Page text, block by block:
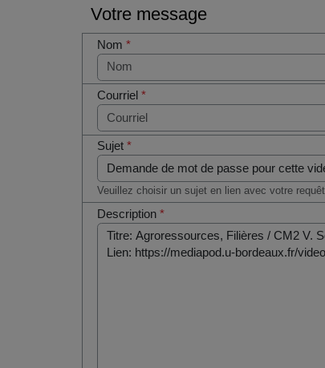
Votre message
Nom*
Courriel*
Sujet*
Veuillez choisir un sujet en lien avec votre
Description*